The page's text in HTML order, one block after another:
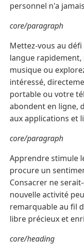
personnel n'a
core/paragraph
Mettez-vous au
langue
musique ou
intéressé,
portable ou votre
abondent en ligne,
aux applications et
core/paragraph
Apprendre stimule
procure un
Consacrer ne
nouvelle activité
remarquable au fil
libre précieux et
core/heading